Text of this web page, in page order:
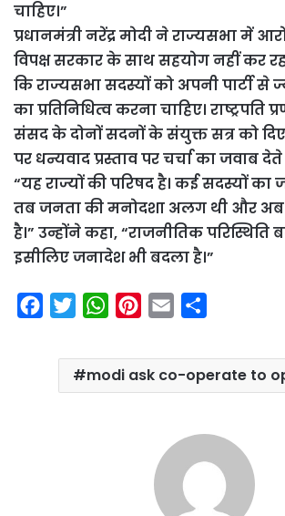
चाहिए।”
प्रधानमंत्री नरेंद्र मोदी ने राज्यसभा में
विपक्ष सरकार के साथ सहयोग नहीं कर
कि राज्यसभा सदस्यों को अपनी पार्टी से
का प्रतिनिधित्व करना चाहिए। राष्ट्रपति
संसद के दोनों सदनों के संयुक्त सत्र को
पर धन्यवाद प्रस्ताव पर चर्चा का जवाब
“यह राज्यों की परिषद है। कई सदस्यों
तब जनता की मनोदशा अलग थी और
है।” उन्होंने कहा, “राजनीतिक
इसीलिए जनादेश भी बदला है।”
i
t
W
a
t
n
t
a
i
a
r
modi ask co-operate to